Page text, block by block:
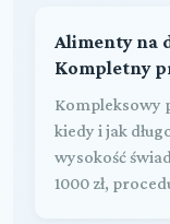
Alimenty na
Kompletny
Kompleksowy
kiedy i jak
wysokość
1000 zł,